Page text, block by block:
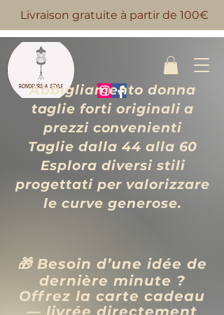
Livraison gratuite à partir de 100€
Abbigliamento donna
taglie forti originali a
prezzi convenienti
Taglie dalla 44 alla 60
Esplora diversi stili
progettati per valorizzare
le curve generose.
🎁 Besoin d’une idée de
dernière minute ?
Offrez la carte cadeau